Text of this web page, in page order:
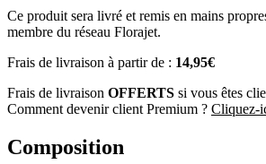
Ce produit sera livré et remis en mains
membre du réseau Florajet.
Frais de livraison à partir de : 14,95€
Frais de livraison OFFERTS si vous êtes
Comment devenir client Premium ? Cliquez-
Composition